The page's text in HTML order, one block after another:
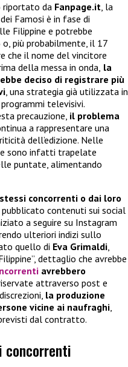
riportato da Fanpage.it, la
Famosi è in fase di
Filippine e potrebbe
più probabilmente, il 17
che il nome del vincitore
della messa in onda, la
deciso di registrare più
, una strategia già utilizzata in
televisivi.
precauzione, il problema
a rappresentare una
dell’edizione. Nelle
sono infatti trapelate
puntate, alimentando
concorrenti o dai loro
contenuti sui social
a seguire su Instagram
ulteriori indizi sullo
quello di Eva Grimaldi,
dettaglio che avrebbe
avrebbero
attraverso post e
la produzione
vicine ai naufraghi,
dal contratto.
concorrenti